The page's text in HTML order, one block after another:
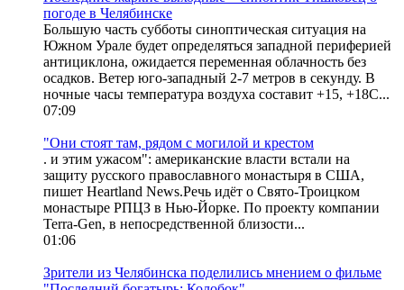
погоде в Челябинске
Большую часть субботы синоптическая ситуация на
Южном Урале будет определяться западной периферией
антициклона, ожидается переменная облачность без
осадков. Ветер юго-западный 2-7 метров в секунду. В
ночные часы температура воздуха составит +15, +18С...
07:09
"Они стоят там, рядом с могилой и крестом
. и этим ужасом": американские власти встали на
защиту русского православного монастыря в США,
пишет Heartland News.Речь идёт о Свято-Троицком
монастыре РПЦЗ в Нью-Йорке. По проекту компании
Terra-Gen, в непосредственной близости...
01:06
Зрители из Челябинска поделились мнением о фильме